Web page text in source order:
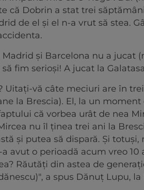
că Dobrin a stat trei
de el și el n-a vrut să stea.
Madrid și Barcelona nu a jucat
fim serioși! A jucat la
Uitați-vă câte meciuri are în
la Brescia). El, la un
că vorbea urât de nea
nu îl ținea trei ani la
și putea să dispară. Și
avut o perioadă acum vreo
Răutăți din astea de
a spus Dănuț Lupu, la